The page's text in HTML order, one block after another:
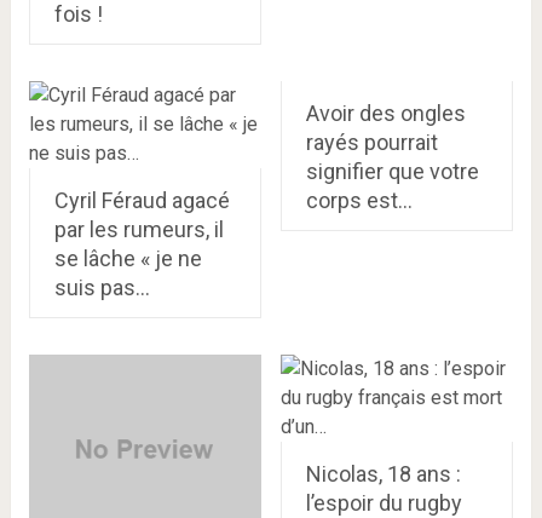
fois !
Cyril Féraud agacé
par les rumeurs, il
se lâche « je ne
suis pas…
Avoir des ongles
rayés pourrait
signifier que votre
corps est…
Nicolas, 18 ans :
l’espoir du rugby